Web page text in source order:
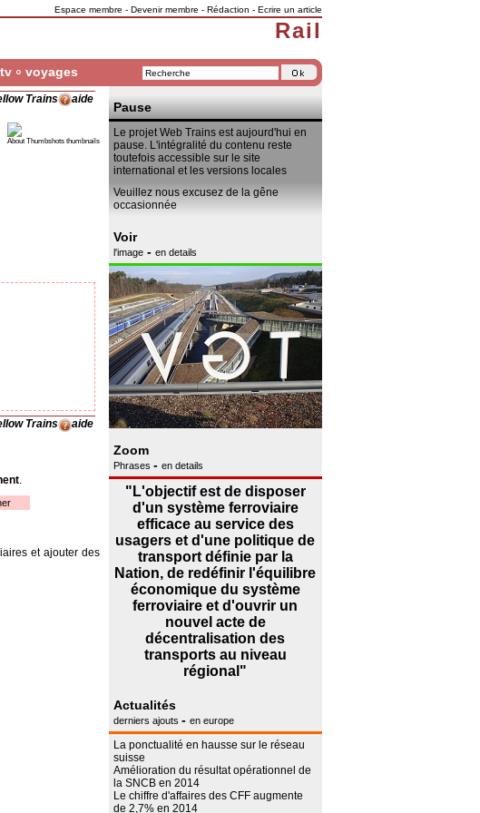
Espace membre - Devenir membre - Rédaction - Ecrire un article
Rail
tv voyages
aide
Trains
About Thumbshots thumbnails
aide
Trains
.
et ajouter des
Pause
Le projet Web Trains est aujourd'hui en
pause. L'intégralité du contenu reste
toutefois accessible sur le site
international et les versions locales
Veuillez nous excusez de la gêne
occasionnée
Voir
l'image- en details
Zoom
Phrases - en details
"L'objectif est de disposer
d'un système ferroviaire
efficace au service des
usagers et d'une politique de
transport définie par la
Nation, de redéfinir l'équilibre
économique du système
ferroviaire et d'ouvrir un
nouvel acte de
décentralisation des
transports au niveau
régional"
Actualités
derniers ajouts - en europe
La ponctualité en hausse sur le réseau
suisse
Amélioration du résultat opérationnel de
la SNCB en 2014
Le chiffre d'affaires des CFF augmente
de 2,7% en 2014